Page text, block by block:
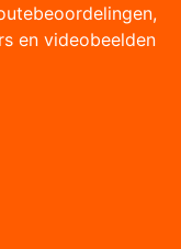
en videobeelden